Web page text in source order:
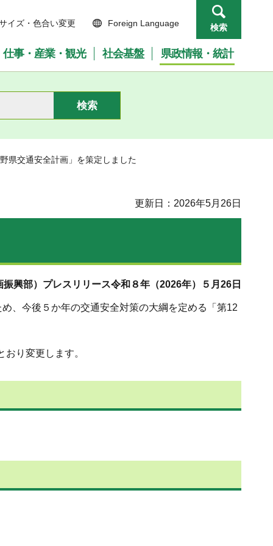
イズ・色合い変更 Foreign Language 検索
仕事・産業・観光 社会基盤 県政情報・統計
県交通安全計画」を策定しました
更新日：2026年5月26日
興部）プレスリリース令和８年（2026年）５月26日
、今後５か年の交通安全対策の大綱を定める「第12
り変更します。